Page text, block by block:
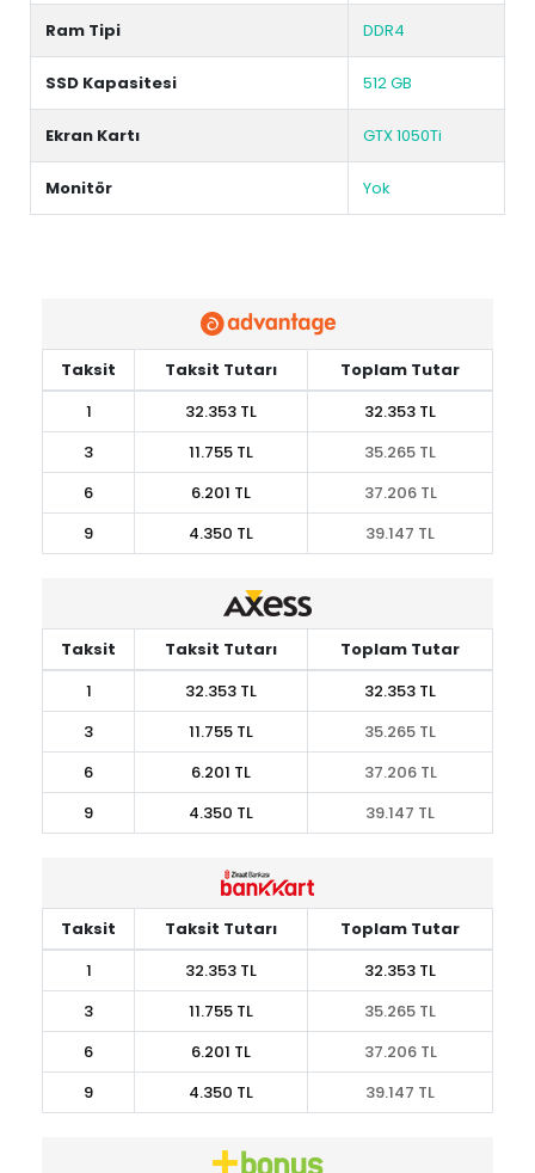
Ram Tipi DDR4
SSD Kapasitesi 512 GB
Ekran Kartı GTX 1050Ti
Monitör Yok
Taksit Taksit Tutarı
Toplam Tutar
1
32.353 TL
32.353 TL
3
11.755 TL
35.265 TL
6
6.201 TL
37.206 TL
9
4.350 TL 39.147 TL
Taksit Taksit Tutarı
Toplam Tutar
1
32.353 TL
32.353 TL
3
11.755 TL
35.265 TL
6
6.201 TL
37.206 TL
9
4.350 TL 39.147 TL
Taksit Taksit Tutarı
Toplam Tutar
1
32.353 TL
32.353 TL
3
11.755 TL
35.265 TL
6
6.201 TL
37.206 TL
9
4.350 TL 39.147 TL